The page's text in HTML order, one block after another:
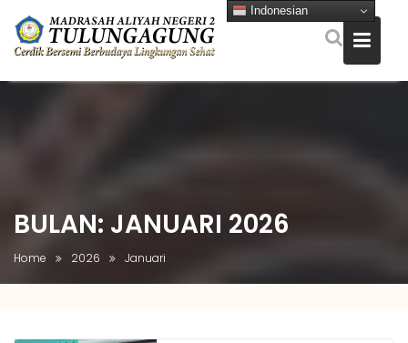
BULAN: JANUARI 2026
Home 2026 Januari
Indonesian